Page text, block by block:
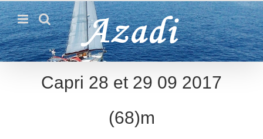
Passer
au
contenu
Capri 28 et 29 09 2017
(68)m